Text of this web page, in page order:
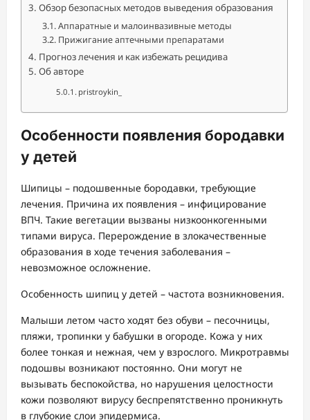
Обзор безопасных методов выведения образования
Аппаратные и малоинвазивные методы
Прижигание аптечными препаратами
Прогноз лечения и как избежать рецидива
Об авторе
pristroykin_
Особенности появления бородавки
у детей
Шипицы – подошвенные бородавки, требующие
лечения. Причина их появления – инфицирование
ВПЧ. Такие вегетации вызваны низкоонкогенными
типами вируса. Перерождение в злокачественные
образования в ходе течения заболевания –
невозможное осложнение.
Особенность шипиц у детей – частота возникновения.
Малыши летом часто ходят без обуви – песочницы,
пляжи, тропинки у бабушки в огороде. Кожа у них
более тонкая и нежная, чем у взрослого. Микротравмы
подошвы возникают постоянно. Они могут не
вызывать беспокойства, но нарушения целостности
кожи позволяют вирусу беспрепятственно проникнуть
в глубокие слои эпидермиса.